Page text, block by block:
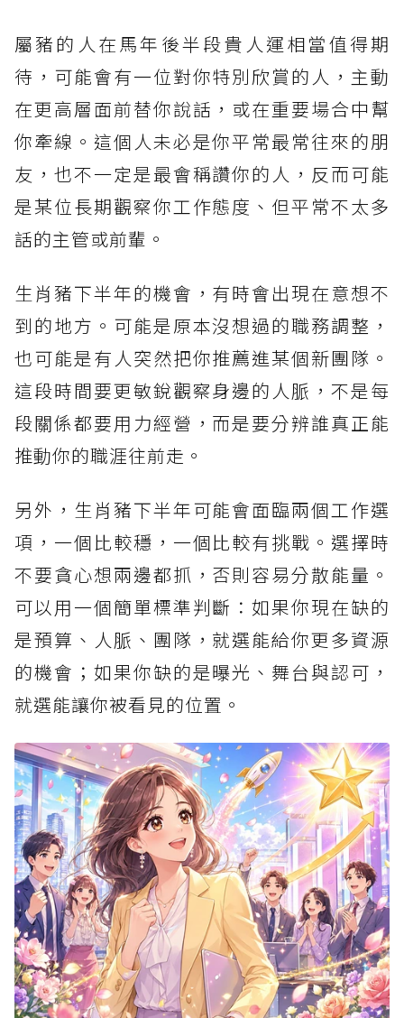
屬豬的人在馬年後半段貴人運相當值得期
待，可能會有一位對你特別欣賞的人，主動
在更高層面前替你說話，或在重要場合中幫
你牽線。這個人未必是你平常最常往來的朋
友，也不一定是最會稱讚你的人，反而可能
是某位長期觀察你工作態度、但平常不太多
話的主管或前輩。
生肖豬下半年的機會，有時會出現在意想不
到的地方。可能是原本沒想過的職務調整，
也可能是有人突然把你推薦進某個新團隊。
這段時間要更敏銳觀察身邊的人脈，不是每
段關係都要用力經營，而是要分辨誰真正能
推動你的職涯往前走。
另外，生肖豬下半年可能會面臨兩個工作選
項，一個比較穩，一個比較有挑戰。選擇時
不要貪心想兩邊都抓，否則容易分散能量。
可以用一個簡單標準判斷：如果你現在缺的
是預算、人脈、團隊，就選能給你更多資源
的機會；如果你缺的是曝光、舞台與認可，
就選能讓你被看見的位置。